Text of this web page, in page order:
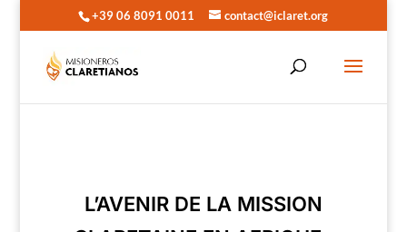
+39 06 8091 0011 contact@iclaret.org
L’AVENIR DE LA MISSION